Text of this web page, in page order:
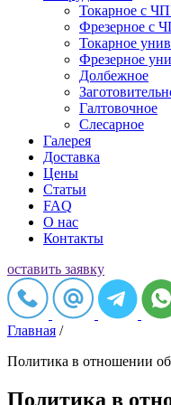
Токарное c
Фрезерное c
Токарное
Фрезерное
Долбежное
Галтовочное
Слесарное
Галерея
Доставка
Цены
Статьи
FAQ
О нас
Контакты
оставить заявку
Главная /
Политика в отношении
Политика в